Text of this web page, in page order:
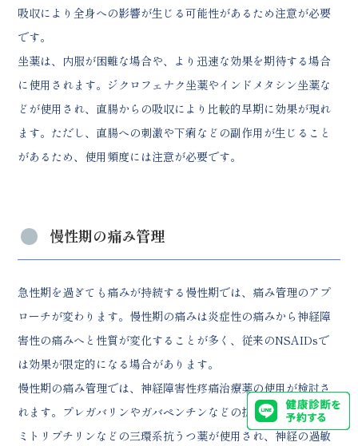
吸収により全身への影響が生じる可能性があるため注意が必要
です。
坐薬は、内服が困難な場合や、より迅速な効果を期待する場合
に使用されます。ジクロフェナク坐薬やインドメタシン坐薬な
どが使用され、直腸からの吸収により比較的早期に効果が現れ
ます。ただし、直腸への刺激や下痢などの副作用が生じること
があるため、使用頻度には注意が必要です。
慢性期の痛み管理
急性期を過ぎても痛みが持続する慢性期では、痛み管理のアプ
ローチが変わります。慢性期の痛みは炎症性の痛みから神経障
害性の痛みへと性質が変化することが多く、従来のNSAIDsで
は効果が限定的になる場合があります。
慢性期の痛み管理では、神経障害性疼痛治療薬の使用が検討さ
れます。プレガバリンやガバペンチンなどの抗てんかん薬、ア
ミトリプチリンなどの三環系抗うつ薬が使用され、神経の過敏